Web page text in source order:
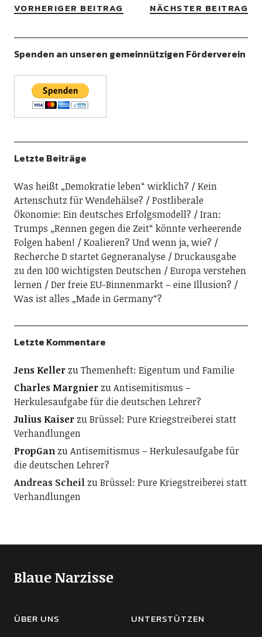
VORHERIGER BEITRAG NÄCHSTER BEITRAG
Spenden an unseren gemeinnützigen Förderverein
Letzte Beiträge
Was heißt „Demokratie leben“ wirklich?
Kein
Artenschutz für Wendehälse?
Postliberale
Ökonomie: Ein deutsches Erfolgsmodell?
Iran:
Trumps „Rennen gegen die Zeit“ könnte verheerende
Folgen haben!
Koalieren? Und wenn ja, wie?
Recherche D startet Gegneranalyse
Druckausgabe
zu den 100 wichtigsten Deutschen
Europa verstehen
lernen
Der freie EU-Binnenmarkt – eine Illusion?
Was ist alles „Made in Germany“?
Letzte Kommentare
Jens KellerzuThemenheft: Eigentum und Familie
Charles MargnierzuAntisemitismus –
Herkulesaufgabe für die deutschen Lehrer?
Julius KaiserzuBrüssel: Pure Kriegstreiberei statt
Verhandlungen
PropGanzuAntisemitismus – Herkulesaufgabe für
die deutschen Lehrer?
Andreas ScheilzuBrüssel: Pure Kriegstreiberei statt
Verhandlungen
Blaue Narzisse
ÜBER UNS UNTERSTÜTZEN